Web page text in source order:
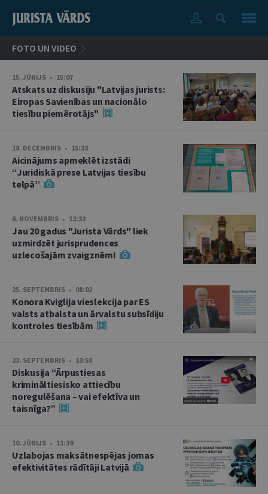
FOTO UN VIDEO
15. JŪNIJS • 15:07
Atskats uz diskusiju "Latvijas jurists:
Eiropas Savienības un nacionālo
tiesību piemērotājs"
18. DECEMBRIS • 15:33
Aicinājums apmeklēt izstādi
“Juridiskā prese Latvijas tiesību
telpā”
6. NOVEMBRIS • 12:32
Jau 20 gadus "Jurista Vārds" liek
uzmirdzēt jurisprudences
uzlecošajām zvaigznēm!
25. SEPTEMBRIS • 08:02
Konora Kviglija vieslekcija par ES
valsts atbalsta un ārvalstu subsīdiju
kontroles tiesībām
23. SEPTEMBRIS • 13:58
Diskusija “Ārpustiesas
krimināltiesisko attiecību
noregulēšana – vai efektīva un
taisnīga?”
10. JŪNIJS • 11:39
Uzlabojas maksātnespējas jomas
efektivitātes rādītāji Latvijā